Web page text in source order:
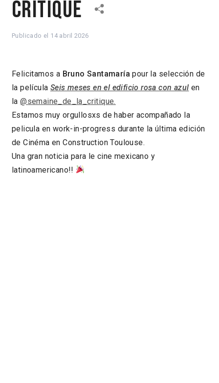
Critique
Publicado el 14 abril 2026
Felicitamos a Bruno Santamaría pour la selección de
la película Seis meses en el edificio rosa con azul en
la@semaine_de_la_critique.
Estamos muy orgullosxs de haber acompañado la
pelicula en work-in-progress durante la última edición
de Cinéma en Construction Toulouse.
Una gran noticia para le cine mexicano y
latinoamericano!!